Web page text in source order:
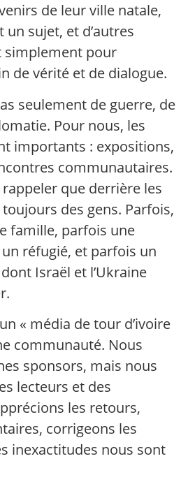
de leur ville natale,
un sujet, et d’autres
simplement pour
de vérité et de dialogue.
seulement de guerre, de
Pour nous, les
importants : expositions,
communautaires.
que derrière les
des gens. Parfois,
famille, parfois une
réfugié, et parfois un
Israël et l’Ukraine
« média de tour d’ivoire
communauté. Nous
sponsors, mais nous
lecteurs et des
les retours,
corrigeons les
inexactitudes nous sont